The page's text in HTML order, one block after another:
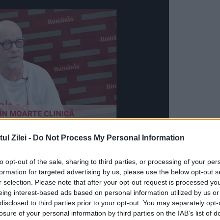
Zilei - Do Not Process My Personal Information
opt-out of the sale, sharing to third parties, or processing of your
for targeted advertising by us, please use the below opt-out
selection. Please note that after your opt-out request is processed
interest-based ads based on personal information utilized by us
to third parties prior to your opt-out. You may separately
of your personal information by third parties on the IAB’s list of
pe preşedintele Bill Clinton şi întreaga lor
între 1991 şi 2003.
cu „leşinul” lui Hillary Clinton. Prin prisma